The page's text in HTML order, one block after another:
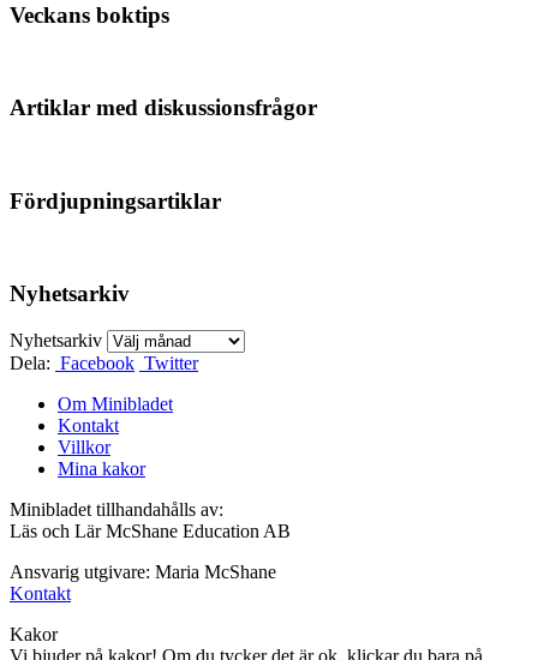
Veckans boktips
Artiklar med diskussionsfrågor
Fördjupningsartiklar
Nyhetsarkiv
Nyhetsarkiv
Dela: Facebook Twitter
Om Minibladet
Kontakt
Villkor
Mina kakor
Minibladet tillhandahålls av:
Läs och Lär McShane Education AB
Ansvarig utgivare: Maria McShane
Kontakt
Kakor
Vi bjuder på kakor! Om du tycker det är ok, klickar du bara på